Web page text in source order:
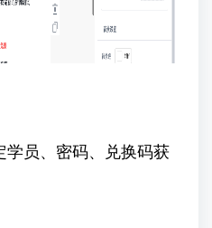
学员、密码、兑换码获